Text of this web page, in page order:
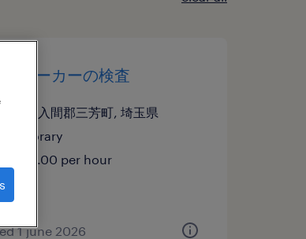
他メーカーの検査
埼玉県入間郡三芳町, 埼玉県
temporary
¥1300.00 per hour
1 june 2026